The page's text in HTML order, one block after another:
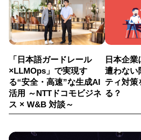
「日本語ガードレール
×LLMOps」で実現す
る“安全・高速”な生成AI
活用 ～NTTドコモビジネ
ス × W&B 対談～
日本企
遭わない
ティ対策
る？